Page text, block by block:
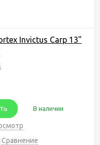
Invictus Carp 13"
В наличии
Сравнение